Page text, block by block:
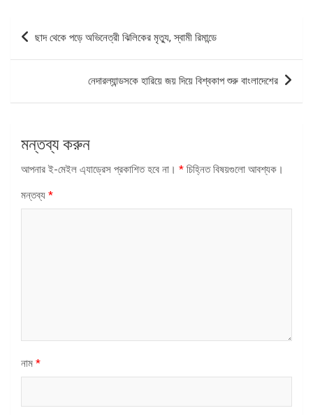
পোস্ট
ছাদ থেকে পড়ে অভিনেত্রী ঝিলিকের মৃত্যু, স্বামী রিমান্ডে
নেদারল্যান্ডসকে হারিয়ে জয় দিয়ে বিশ্বকাপ শুরু বাংলাদেশের
মন্তব্য করুন
আপনার ই-মেইল এ্যাড্রেস প্রকাশিত হবে না। * চিহ্নিত বিষয়গুলো আবশ্যক।
মন্তব্য *
নাম *